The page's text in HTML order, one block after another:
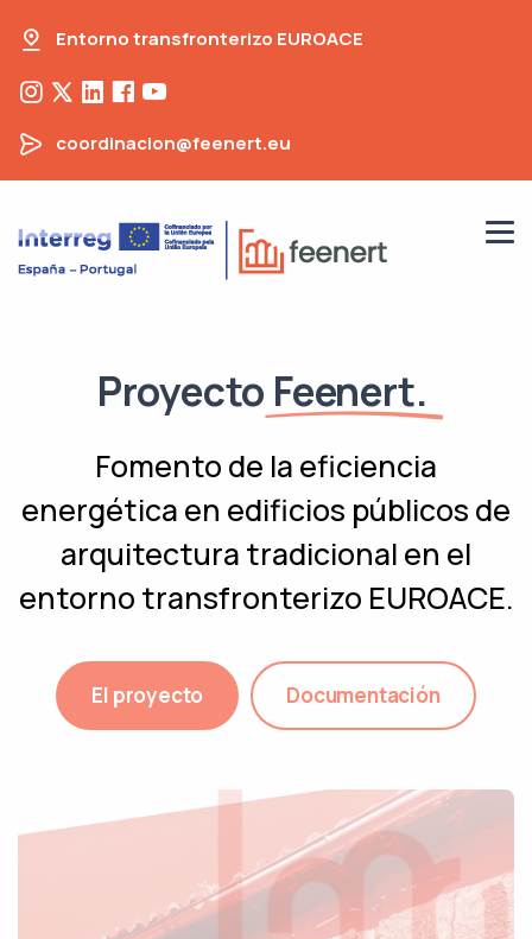
Entorno transfronterizo EUROACE
coordinacion@feenert.eu
Proyecto Feenert.
Fomento de la eficiencia
energética en edificios públicos de
arquitectura tradicional en el
entorno transfronterizo EUROACE.
El proyecto Documentación